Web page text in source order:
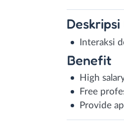
Deskripsi
Interaksi
Benefit
High
Free
Provide